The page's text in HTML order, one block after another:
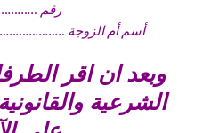
رقم
أسم أم الزوجة
وبعد ان اقر
الشرعية